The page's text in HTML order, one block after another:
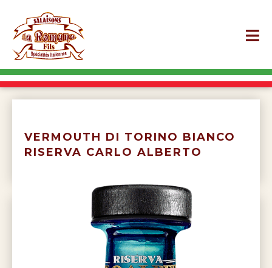
VERMOUTH DI TORINO BIANCO
RISERVA CARLO ALBERTO